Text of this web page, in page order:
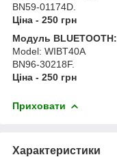
BN59-01174D.
Ціна - 250 грн
Модуль BLUETOOTH:
Model: WIBT40A
BN96-30218F.
Ціна - 250 грн
Приховати
Характеристики